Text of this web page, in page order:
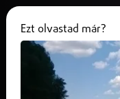
Ezt olvastad már?